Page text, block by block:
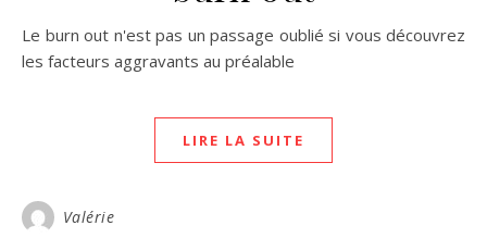
Le burn out n'est pas un passage oublié si vous découvrez
les facteurs aggravants au préalable
LIRE LA SUITE
Valérie